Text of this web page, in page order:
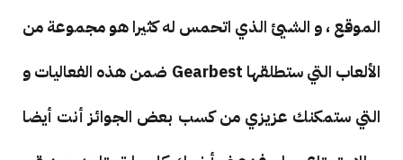
الموقع ، و الشيئ الذي اتحمس له كثيرا هو مجموعة من
الألعاب التي ستطلقها Gearbest ضمن هذه الفعاليات و
التي ستمكنك عزيزي من كسب بعض الجوائز أنت أيضا